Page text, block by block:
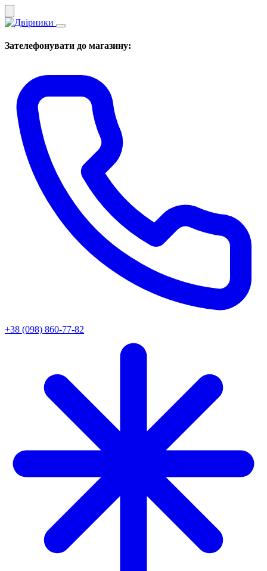
Зателефонувати до магазину:
+38 (098) 860-77-82